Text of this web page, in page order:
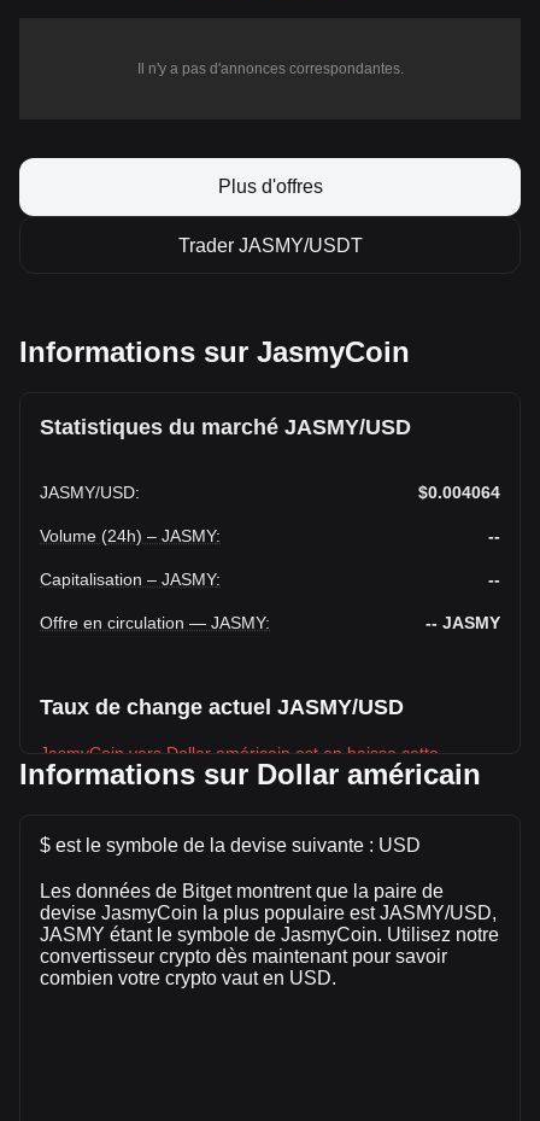
Il n'y a pas d'annonces correspondantes.
Plus d'offres
Trader JASMY/USDT
Informations sur JasmyCoin
Statistiques du marché JASMY/USD
JASMY/USD: $0.004064
Volume (24h) – JASMY: --
Capitalisation – JASMY: --
Offre en circulation — JASMY: -- JASMY
Taux de change actuel JASMY/USD
JasmyCoin vers Dollar américain est en baisse cette
semaine.
$0.004064 par JASMY, avec une capitalisation boursière
Le volume de trading de JasmyCoin a évolué de --% ($--
USD) au cours des dernières 24 heures. Lors du dernier
jour de trading, le volume de trading de JASMY était de $--.
Informations sur Dollar américain
$ est le symbole de la devise suivante : USD
Les données de Bitget montrent que la paire de
devise JasmyCoin la plus populaire est JASMY/USD,
JASMY étant le symbole de JasmyCoin. Utilisez notre
convertisseur crypto dès maintenant pour savoir
combien votre crypto vaut en USD.